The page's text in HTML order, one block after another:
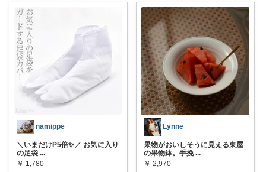
namippe
＼いまだけP5倍✨／ お気に入り
の足袋 ...
￥ 1,780
Lynne
果物がおいしそうに見える東屋
の果物鉢。手挽 ...
￥ 2,970